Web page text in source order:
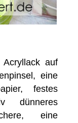
Acryllack auf
eine
festes
dünneres
eine